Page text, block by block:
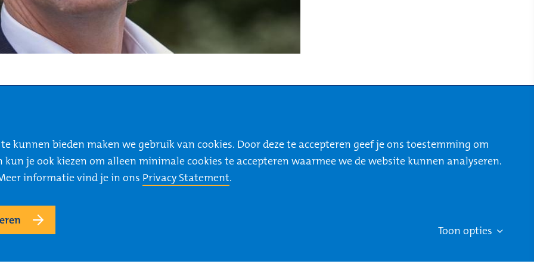
kunnen bieden maken we gebruik van cookies. Door deze te accepteren geef je ons toestemming om
je ook kiezen om alleen minimale cookies te accepteren waarmee we de website kunnen analyseren.
informatie vind je in ons Privacy Statement.
Toon opties
Home
Opdrachten
STO-NEWS